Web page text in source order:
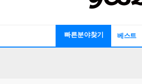
빠른분야찾기 베스트